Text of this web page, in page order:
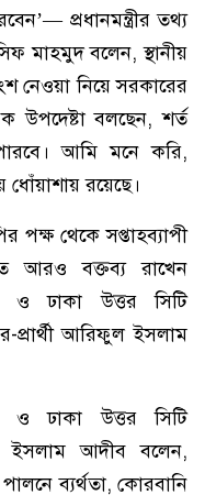
প্রধানমন্ত্রীর তথ্য
মাহমুদ বলেন, স্থানীয়
নেওয়া নিয়ে সরকারের
উপদেষ্টা বলছেন, শর্ত
আমি মনে করি,
রয়েছে।
পক্ষ থেকে সপ্তাহব্যাপী
আরও বক্তব্য রাখেন
ও ঢাকা উত্তর সিটি
প্রার্থী আরিফুল ইসলাম
ও ঢাকা উত্তর সিটি
ইসলাম আদীব বলেন,
ব্যর্থতা, কোরবানি